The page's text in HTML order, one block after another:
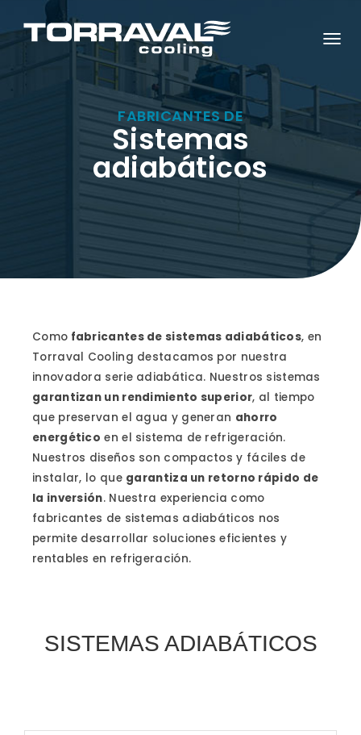
I
R
E
N
E
A
FABRICANTES DE
Sistemas
adiabáticos
Como fabricantes de sistemas adiabáticos, en
Torraval Cooling destacamos por nuestra
innovadora serie adiabática. Nuestros sistemas
garantizan un rendimiento superior, al tiempo
que preservan el agua y generan ahorro
energético en el sistema de refrigeración.
Nuestros diseños son compactos y fáciles de
instalar, lo que garantiza un retorno rápido de
la inversión. Nuestra experiencia como
fabricantes de sistemas adiabáticos nos
permite desarrollar soluciones eficientes y
rentables en refrigeración.
SISTEMAS ADIABÁTICOS